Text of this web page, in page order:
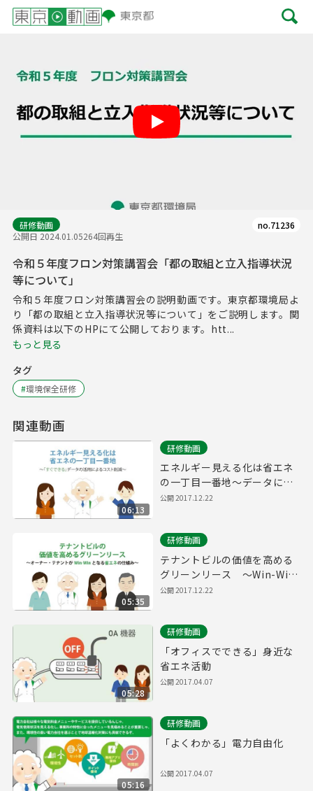
研修動画
公開日 2024.01.05264回再生
no.71236
令和５年度フロン対策講習会「都の取組と立入指導状況
等について」
令和５年度フロン対策講習会の説明動画です。東京都環境局よ
り「都の取組と立入指導状況等について」をご説明します。関
係資料は以下のHPにて公開しております。htt...
もっと見る
タグ
#環境保全研修
関連動画
06:13
研修動画
エネルギー見える化は省エネ
の一丁目一番地～データによ
るコスト削減～
公開2017.12.22
05:35
研修動画
テナントビルの価値を高める
グリーンリース ～Win-Win
の省エネ手法～
公開2017.12.22
05:28
研修動画
「オフィスでできる」身近な
省エネ活動
公開2017.04.07
05:16
研修動画
「よくわかる」電力自由化
公開2017.04.07